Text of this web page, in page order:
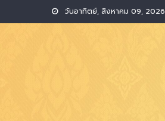
to
วันอาทิตย์, สิงหาคม 09, 2026